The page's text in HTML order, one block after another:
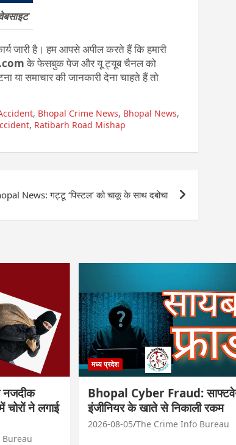
जारी है। हम आपसे अपील करते हैं कि हमारी
के फेसबुक पेज और यू ट्यूब चैनल को
या समाचार की जानकारी देना चाहते हैं तो
, Bhopal Crime News, Bhopal News,
, Ratibarh Road Mishap
News: गट्टू ‘पिस्टल’ को चाकू के साथ दबोचा
चोरों ने लगाई
मध्य प्रदेश
Bhopal Cyber Fraud:
इंजीनियर के खाते से निकाली रकम
2026-08-05 The Crime Info Bureau